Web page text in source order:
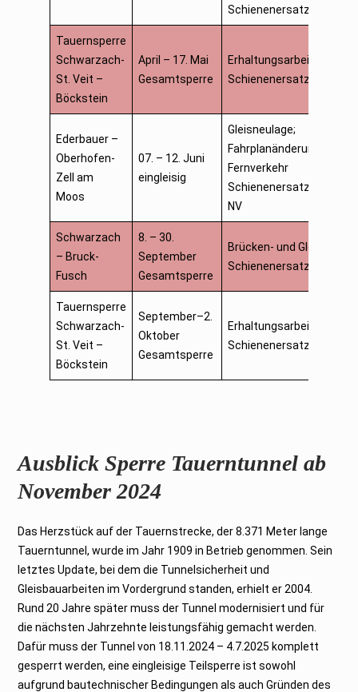
Schienenersatzverkehr
Tauernsperre
Schwarzach-
St. Veit –
Böckstein
April – 17. Mai
Gesamtsperre
Erhaltungsarbeiten
Schienenersatzverkehr
Ederbauer –
Oberhofen-
Zell am
Moos
07. – 12. Juni
eingleisig
Gleisneulage;
Fahrplanänderungen
Fernverkehr
Schienenersatzverkehr
NV
Schwarzach
– Bruck-
Fusch
8. – 30.
September
Gesamtsperre
Brücken- und Gleisbau;
Schienenersatzverkehr
Tauernsperre
Schwarzach-
St. Veit –
Böckstein
September–2.
Oktober
Gesamtsperre
Erhaltungsarbeiten
Schienenersatzverkehr
Ausblick Sperre Tauerntunnel ab
November 2024
Das Herzstück auf der Tauernstrecke, der 8.371 Meter lange
Tauerntunnel, wurde im Jahr 1909 in Betrieb genommen. Sein
letztes Update, bei dem die Tunnelsicherheit und
Gleisbauarbeiten im Vordergrund standen, erhielt er 2004.
Rund 20 Jahre später muss der Tunnel modernisiert und für
die nächsten Jahrzehnte leistungsfähig gemacht werden.
Dafür muss der Tunnel von 18.11.2024 – 4.7.2025 komplett
gesperrt werden, eine eingleisige Teilsperre ist sowohl
aufgrund bautechnischer Bedingungen als auch Gründen des